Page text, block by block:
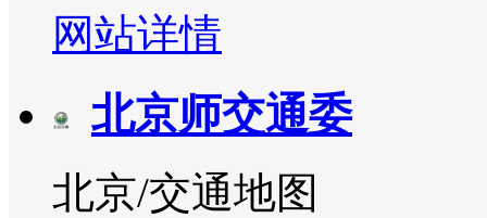
网站详情
北京师交通委
北京/交通地图